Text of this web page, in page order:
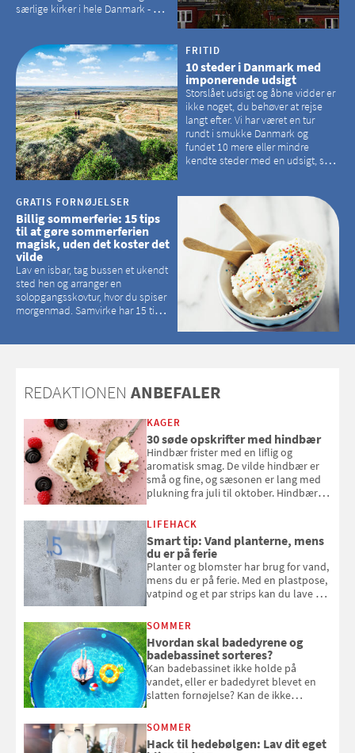
særlige kirker i hele Danmark - og
hvilke kirker, der er en omvej værd
FRITID
10 steder i Danmark med
imponerende udsigt
Storslået udsigt og åbne vidder er
ikke noget, du behøver at rejse
langt efter. Vi har været en tur
rundt i smukke Danmark og
fundet 10 mere eller mindre
kendte steder med en udsigt, som
GRATIS FORNØJELSER
Billig sommerferie: 15 tips
til at gøre sommerferien
magisk, uden det koster det
vilde
Lav en isbar, tag bussen et ukendt
sted hen og arranger en
solopgangsskovtur, hvor du spiser
morgenmad. Samvirke har 15 tips
REDAKTIONEN ANBEFALER
KAGER
30 søde opskrifter med hindbær
Hindbær frister med en liflig og
aromatisk smag. De vilde hindbær er
små og fine, og sæsonen er lang med
plukning fra juli til oktober. Hindbær
kan bruge dine hindbær i alt fra
bagværk og salater til is og syltning.
LIFEHACK
Smart tip: Vand planterne, mens
du er på ferie
Planter og blomster har brug for vand,
mens du er på ferie. Med en plastpose,
vatpind og et par strips kan du lave dit
at bede naboen om at vande eller
komme hjem til døde planter
SOMMER
Hvordan skal badedyrene og
badebassinet sorteres?
Kan badebassinet ikke holde på
vandet, eller er badedyret blevet en
slatten fornøjelse? Kan de ikke
opmærksom, når du smider
badebassinet eller et badedyr ud
SOMMER
Hack til hedebølgen: Lav dit eget